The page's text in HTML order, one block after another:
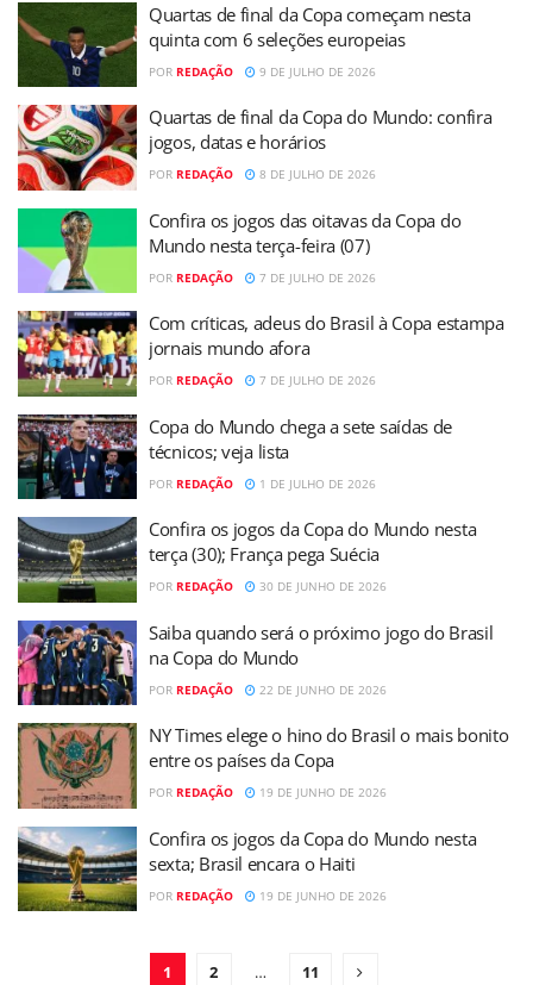
Quartas de final da Copa começam nesta
quinta com 6 seleções europeias
POR REDAÇÃO 9 DE JULHO DE 2026
Quartas de final da Copa do Mundo: confira
jogos, datas e horários
POR REDAÇÃO 8 DE JULHO DE 2026
Confira os jogos das oitavas da Copa do
Mundo nesta terça-feira (07)
POR REDAÇÃO 7 DE JULHO DE 2026
Com críticas, adeus do Brasil à Copa estampa
jornais mundo afora
POR REDAÇÃO 7 DE JULHO DE 2026
Copa do Mundo chega a sete saídas de
técnicos; veja lista
POR REDAÇÃO 1 DE JULHO DE 2026
Confira os jogos da Copa do Mundo nesta
terça (30); França pega Suécia
POR REDAÇÃO 30 DE JUNHO DE 2026
Saiba quando será o próximo jogo do Brasil
na Copa do Mundo
POR REDAÇÃO 22 DE JUNHO DE 2026
NY Times elege o hino do Brasil o mais bonito
entre os países da Copa
POR REDAÇÃO 19 DE JUNHO DE 2026
Confira os jogos da Copa do Mundo nesta
sexta; Brasil encara o Haiti
POR REDAÇÃO 19 DE JUNHO DE 2026
1 2 … 11